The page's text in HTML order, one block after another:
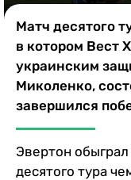
Матч десятого
в котором Вест
украинским
Миколенко,
завершился
Эвертон
десятого тура